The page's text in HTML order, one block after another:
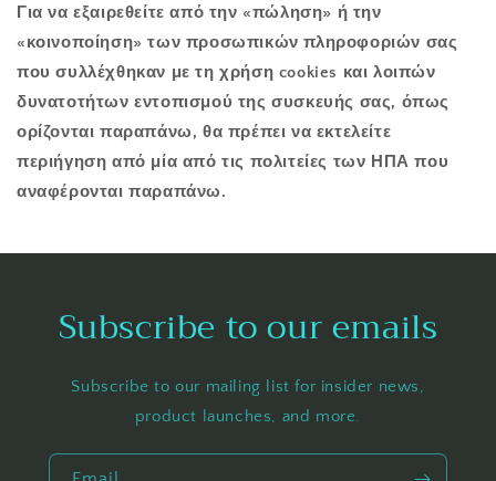
Για να εξαιρεθείτε από την «πώληση» ή την
«κοινοποίηση» των προσωπικών πληροφοριών σας
που συλλέχθηκαν με τη χρήση cookies και λοιπών
δυνατοτήτων εντοπισμού της συσκευής σας, όπως
ορίζονται παραπάνω, θα πρέπει να εκτελείτε
περιήγηση από μία από τις πολιτείες των ΗΠΑ που
αναφέρονται παραπάνω.
Subscribe to our emails
Subscribe to our mailing list for insider news,
product launches, and more.